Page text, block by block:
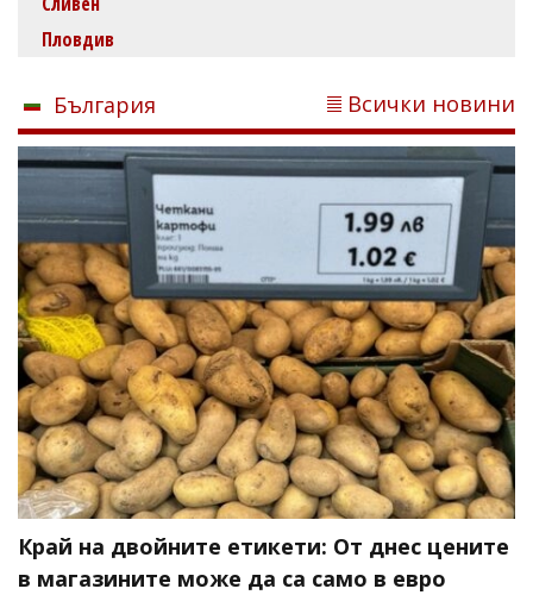
Пловдив
България Всички новини
Край на двойните етикети: От днес цените
в магазините може да са само в евро